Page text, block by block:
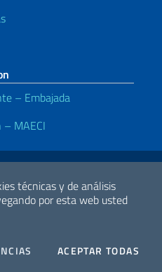
técnicas y de análisis
por esta web usted
COOKIESACEPTAR TODAS
– Embajada
MAECI